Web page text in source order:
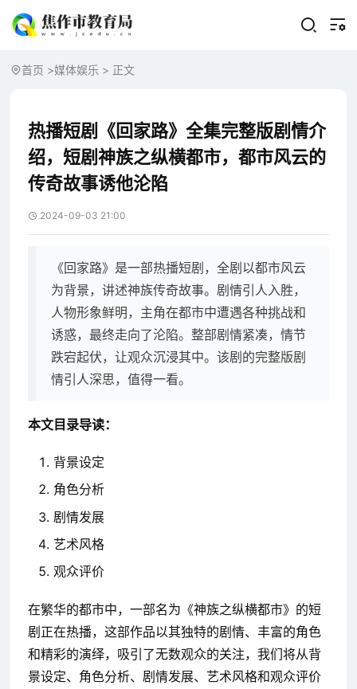
首页 >媒体娱乐 > 正文
热播短剧《回家路》全集完整版剧情介
绍，短剧神族之纵横都市，都市风云的
传奇故事诱他沦陷
2024-09-03 21:00
《回家路》是一部热播短剧，全剧以都市风云
为背景，讲述神族传奇故事。剧情引人入胜，
人物形象鲜明，主角在都市中遭遇各种挑战和
诱惑，最终走向了沦陷。整部剧情紧凑，情节
跌宕起伏，让观众沉浸其中。该剧的完整版剧
情引人深思，值得一看。
本文目录导读：
背景设定
角色分析
剧情发展
艺术风格
观众评价
在繁华的都市中，一部名为《神族之纵横都市》的短
剧正在热播，这部作品以其独特的剧情、丰富的角色
和精彩的演绎，吸引了无数观众的关注，我们将从背
景设定、角色分析、剧情发展、艺术风格和观众评价